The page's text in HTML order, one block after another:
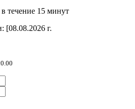
течение 15 минут
[08.08.2026 г.